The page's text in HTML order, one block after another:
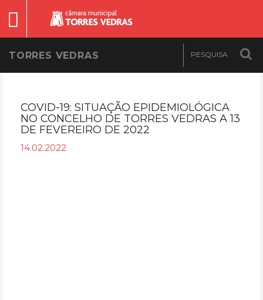
TORRES VEDRAS
COVID-19: SITUAÇÃO EPIDEMIOLÓGICA
NO CONCELHO DE TORRES VEDRAS A 13
DE FEVEREIRO DE 2022
14.02.2022